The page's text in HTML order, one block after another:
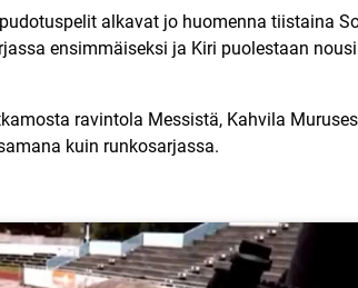
alkavat jo huomenna tiistaina
ensimmäiseksi ja Kiri puolestaan
ravintola Messistä, Kahvila
kuin runkosarjassa.